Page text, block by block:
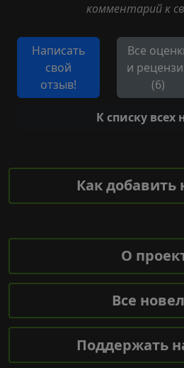
комментарий к
Написать
свой
отзыв!
Все
и
(6)
К списку всех
Как добавить
О
Все
Поддержать